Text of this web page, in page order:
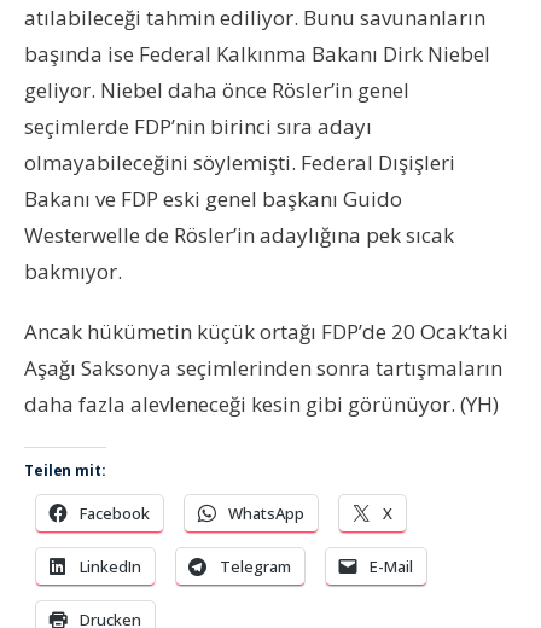
atılabileceği tahmin ediliyor. Bunu savunanların
başında ise Federal Kalkınma Bakanı Dirk Niebel
geliyor. Niebel daha önce Rösler’in genel
seçimlerde FDP’nin birinci sıra adayı
olmayabileceğini söylemişti. Federal Dışişleri
Bakanı ve FDP eski genel başkanı Guido
Westerwelle de Rösler’in adaylığına pek sıcak
bakmıyor.
Ancak hükümetin küçük ortağı FDP’de 20 Ocak’taki
Aşağı Saksonya seçimlerinden sonra tartışmaların
daha fazla alevleneceği kesin gibi görünüyor. (YH)
Teilen mit:
Facebook WhatsApp X
LinkedIn Telegram E-Mail
Drucken